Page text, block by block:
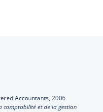
Accountants, 2006
comptabilité et de la gestion